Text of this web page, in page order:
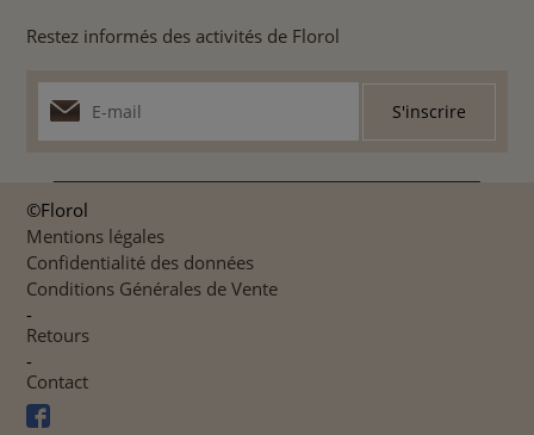
Restez informés des activités de Florol
©Florol
Mentions légales
Confidentialité des données
Conditions Générales de Vente
-
Retours
-
Contact